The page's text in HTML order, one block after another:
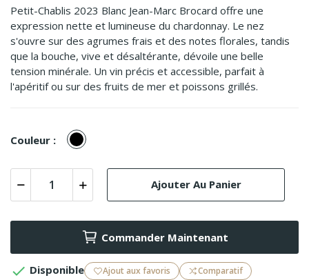
Petit-Chablis 2023 Blanc Jean-Marc Brocard offre une
expression nette et lumineuse du chardonnay. Le nez
s'ouvre sur des agrumes frais et des notes florales, tandis
que la bouche, vive et désaltérante, dévoile une belle
tension minérale. Un vin précis et accessible, parfait à
l'apéritif ou sur des fruits de mer et poissons grillés.
Couleur : Blanc
Ajouter Au Panier
Commander Maintenant
 Disponible Ajout aux favoris Comparatif